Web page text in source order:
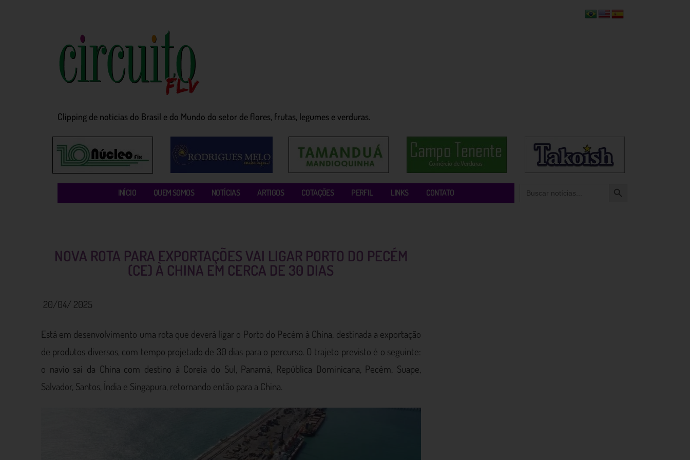
Clipping de noticias do Brasil e do Mundo do setor de flores, frutas, legumes e verduras.
INÍCIO QUEM SOMOS NOTÍCIAS ARTIGOS COTAÇÕES PERFIL LINKS CONTATO
for:
NOVA ROTA PARA EXPORTAÇÕES VAI LIGAR PORTO DO PECÉM
(CE) À CHINA EM CERCA DE 30 DIAS
20/04/ 2025
Está em desenvolvimento uma rota que deverá ligar o Porto do Pecém à China, destinada a exportação
de produtos diversos, com tempo projetado de 30 dias para o percurso. O trajeto previsto é o seguinte:
o navio sai da China com destino à Coreia do Sul, Panamá, República Dominicana, Pecém, Suape,
Salvador, Santos, Índia e Singapura, retornando então para a China.